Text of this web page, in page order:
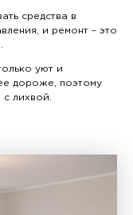
средства в
и ремонт – это
уют и
дороже, поэтому
лихвой.